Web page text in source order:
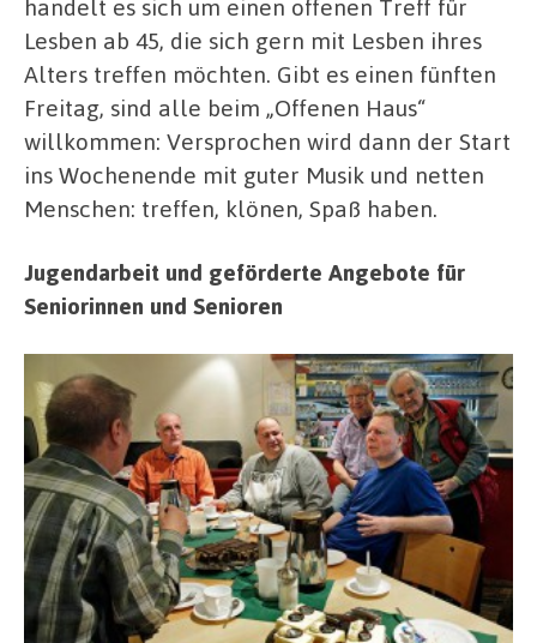
handelt es sich um einen offenen Treff für
Lesben ab 45, die sich gern mit Lesben ihres
Alters treffen möchten. Gibt es einen fünften
Freitag, sind alle beim „Offenen Haus“
willkommen: Versprochen wird dann der Start
ins Wochenende mit guter Musik und netten
Menschen: treffen, klönen, Spaß haben.
Jugendarbeit und geförderte Angebote für
Seniorinnen und Senioren